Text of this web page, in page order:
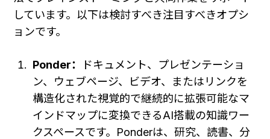
しています。以下は検討すべき注目すべきオプシ
ョンです。
Ponder：
ドキュメント、プレゼンテーショ
ン、ウェブページ、ビデオ、またはリンクを
構造化された視覚的で継続的に拡張可能なマ
インドマップに変換できるAI搭載の知識ワー
クスペースです。Ponderは、研究、読書、分